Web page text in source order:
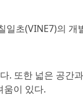
일초(VINE7)의 개
. 또한 넓은 공간
움이 있다.